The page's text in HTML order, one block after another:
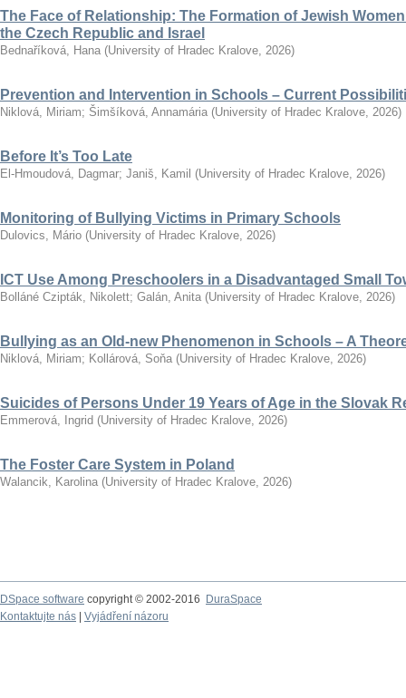
The Face of Relationship: The Formation of Jewish
the Czech Republic and Israel
Bednaříková, Hana (University of Hradec Kralove, 2026)
Prevention and Intervention in Schools – Current
Niklová, Miriam; Šimšíková, Annamária (University of Hradec Kralove, 2026)
Before It’s Too Late
El-Hmoudová, Dagmar; Janiš, Kamil (University of Hradec Kralove, 2026)
Monitoring of Bullying Victims in Primary Schools
Dulovics, Mário (University of Hradec Kralove, 2026)
ICT Use Among Preschoolers in a Disadvantaged Small
Bolláné Czipták, Nikolett; Galán, Anita (University of Hradec Kralove, 2026)
Bullying as an Old-new Phenomenon in Schools – A
Niklová, Miriam; Kollárová, Soňa (University of Hradec Kralove, 2026)
Suicides of Persons Under 19 Years of Age in the Slovak
Emmerová, Ingrid (University of Hradec Kralove, 2026)
The Foster Care System in Poland
Walancik, Karolina (University of Hradec Kralove, 2026)
DSpace software copyright © 2002-2016
DuraSpace
Kontaktujte nás
Vyjádření názoru